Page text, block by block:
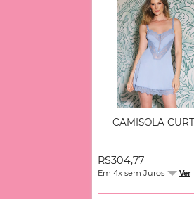
CAMISOLA
R$304,77
Em 4x sem Juros Ver